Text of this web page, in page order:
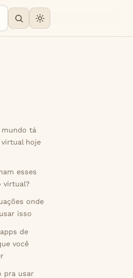
mundo tá
hoje
esses
virtual?
onde
isso
de
você
pra usar